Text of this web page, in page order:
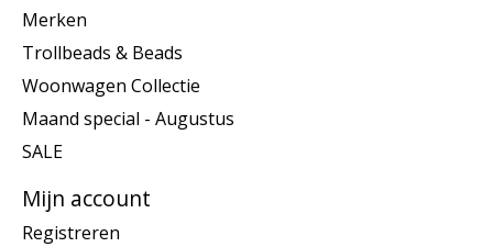
Merken
Trollbeads & Beads
Woonwagen Collectie
Maand special - Augustus
SALE
Mijn account
Registreren